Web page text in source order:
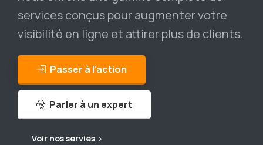
services conçus pour augmenter votre
visibilité en ligne et attirer plus de clients.
Passer à l'action
Parler à un expert
Voir nos servies